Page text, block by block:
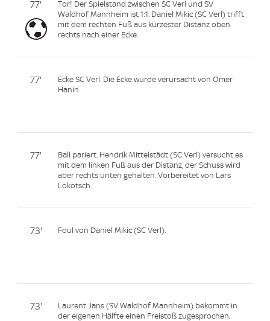
77'
Tor! Der Spielstand zwischen SC Verl und SV
Waldhof Mannheim ist 1:1. Daniel Mikic (SC Verl) trifft
mit dem rechten Fuß aus kürzester Distanz oben
rechts nach einer Ecke.
77'
Ecke SC Verl. Die Ecke wurde verursacht von Omer
Hanin.
77'
Ball pariert. Hendrik Mittelstädt (SC Verl) versucht es
mit dem linken Fuß aus der Distanz, der Schuss wird
aber rechts unten gehalten. Vorbereitet von Lars
Lokotsch.
73' Foul von Daniel Mikic (SC Verl).
73'
Laurent Jans (SV Waldhof Mannheim) bekommt in
der eigenen Hälfte einen Freistoß zugesprochen.